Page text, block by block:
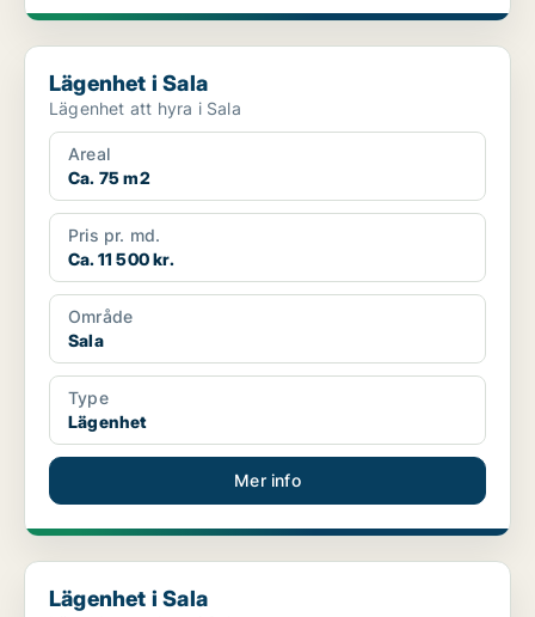
Lägenhet i Sala
Lägenhet i Sala
Lägenhet att hyra i Sala
Areal
Ca. 75 m2
Pris pr. md.
Ca. 11 500 kr.
Område
Sala
Type
Lägenhet
Mer info
Lägenhet i Sala
Lägenhet i Sala